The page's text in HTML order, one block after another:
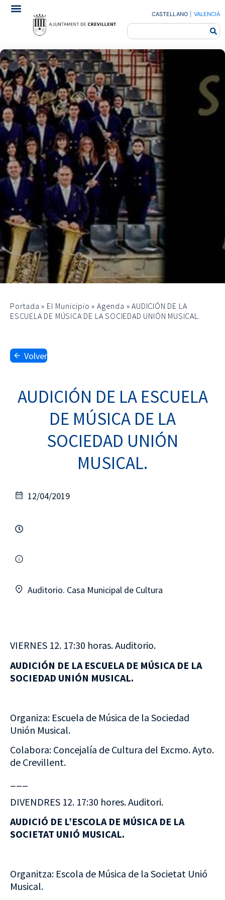
CASTELLANO VALENCIÀ
Portada » El Municipio »Agenda »AUDICIÓN DE LA
ESCUELA DE MÚSICA DE LA SOCIEDAD UNIÓN MUSICAL.
Volver
AUDICIÓN DE LA ESCUELA
DE MÚSICA DE LA
SOCIEDAD UNIÓN
MUSICAL.
12/04/2019
Auditorio. Casa Municipal de Cultura
VIERNES 12. 17:30 horas. Auditorio.
AUDICIÓN DE LA ESCUELA DE MÚSICA DE LA
SOCIEDAD UNIÓN MUSICAL.
Organiza: Escuela de Música de la Sociedad
Unión Musical.
Colabora: Concejalía de Cultura del Excmo. Ayto.
de Crevillent.
DIVENDRES 12. 17:30 hores. Auditori.
AUDICIÓ DE L’ESCOLA DE MÚSICA DE LA
SOCIETAT UNIÓ MUSICAL.
Organitza: Escola de Música de la Societat Unió
Musical.